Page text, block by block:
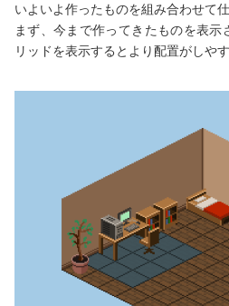
いよいよ作ったものを組み合わせて
まず、今まで作ってきたものを表
リッドを表示するとより配置がしや